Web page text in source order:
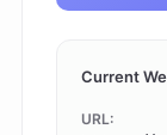
Current
URL: